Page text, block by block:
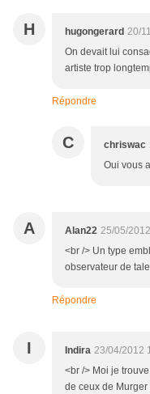
H hugongerard 20/
On devait lui
artiste trop
Répondre
C chriswac
Oui vous
A Alan22 25/05/
<br /> Un type
observateur de
Répondre
I Indira 23/04/2012
<br /> Moi je
de ceux de